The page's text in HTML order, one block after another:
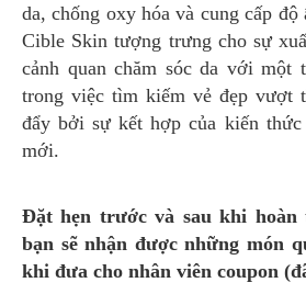
da, chống oxy hóa và cung cấp độ
Cible Skin tượng trưng cho sự
cảnh quan chăm sóc da với một
trong việc tìm kiếm vẻ đẹp vượt
đẩy bởi sự kết hợp của kiến
mới.
Đặt hẹn trước và sau khi hoàn
bạn sẽ nhận được những món
khi đưa cho nhân viên coupon